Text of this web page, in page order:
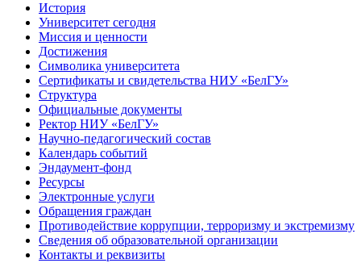
История
Университет сегодня
Миссия и ценности
Достижения
Символика университета
Сертификаты и свидетельства НИУ «БелГУ»
Структура
Официальные документы
Ректор НИУ «БелГУ»
Научно-педагогический состав
Календарь событий
Эндаумент-фонд
Ресурсы
Электронные услуги
Обращения граждан
Противодействие коррупции, терроризму и экстремизму
Сведения об образовательной организации
Контакты и реквизиты